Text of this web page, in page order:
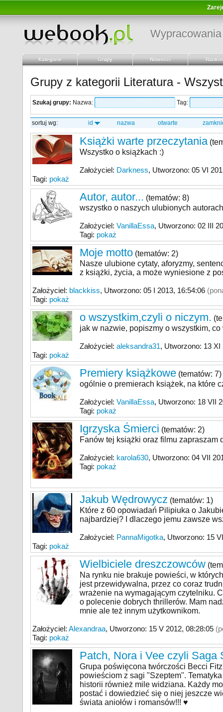
Wypracowania
Kategorie Grupy Nowości
Grupy z kategorii Literatura -
Szukaj grupy: Nazwa: Tag:
sortuj wg: id nazwa otwarte
Książki warte przeczytania
Wszystko o książkach :)
Założyciel: Darkness, Utworzono: 05 VI
Tagi: pokaż
Autor, autor... (tematów: 8)
wszystko o naszych ulubionych
Założyciel: VanillaEssa, Utworzono: 02 III
Tagi: pokaż
Moje motto (tematów: 2)
Nasze ulubione cytaty, aforyzmy,
z książki, życia, a może wyniesione z
Założyciel: blackkiss, Utworzono: 05 I 2013, 16:54:06
Tagi: pokaż
o wszystkim,czyli o niczym.
jak w nazwie, popiszmy o wszystkim,
Założyciel: aleksandra31, Utworzono: 13 XI
Tagi: pokaż
Premiery książkowe (tematów: 7)
ogólnie o premierach książek, na które
Założyciel: VanillaEssa, Utworzono: 18 VII
Tagi: pokaż
Igrzyska Śmierci (tematów: 2)
Fanów tej książki oraz filmu zapraszam
Założyciel: karola630, Utworzono: 04 VII
Tagi: pokaż
Jakub Wędrowycz (tematów: 1)
Które z 60 opowiadań Pilipiuka o
najbardziej? I dlaczego jemu zawsze
Założyciel: PannaMigotka, Utworzono: 15
Tagi: pokaż
Wielbiciele dreszczowców
Na rynku nie brakuje powieści, w
jest przewidywalna, przez co coraz
wrażenie na wymagającym czytelniku.
o polecenie dobrych thrillerów. Mam
mnie ale też innym użytkownikom.
Założyciel: Alexandraa, Utworzono: 15 V 2012, 08:28:05
Tagi: pokaż
Patch, Nora i Vee czyli Saga
Grupa poświęcona twórczości Becci
powieściom z sagi "Szeptem".
historii również mile widziana. Każdy
postać i dowiedzieć się o niej jeszcze
świata aniołów i romansów!!! ♥